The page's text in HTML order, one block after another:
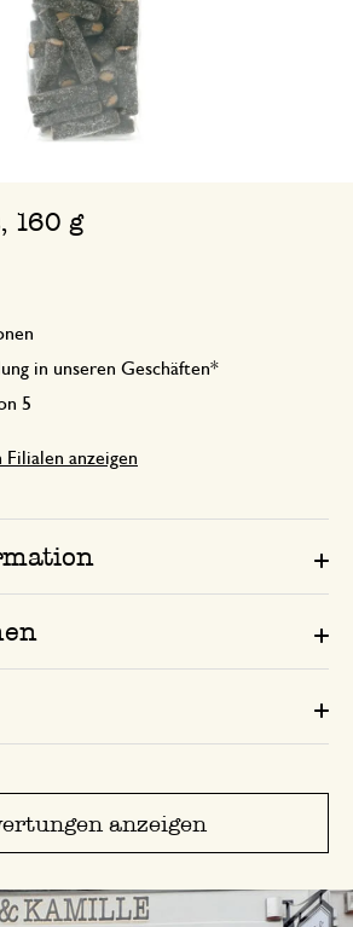
160 g
in unseren Geschäften*
5
Filialen anzeigen
anzeigen
12. Januar 2026
Nur Bewertung, ohne Kommentar